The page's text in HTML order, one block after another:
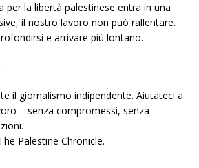
per la libertà palestinese entra in una
il nostro lavoro non può rallentare.
e arrivare più lontano.
il giornalismo indipendente. Aiutateci a
– senza compromessi, senza
Palestine Chronicle.